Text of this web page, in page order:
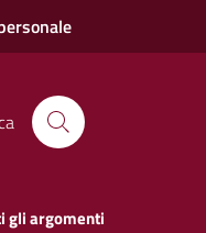
gli argomenti